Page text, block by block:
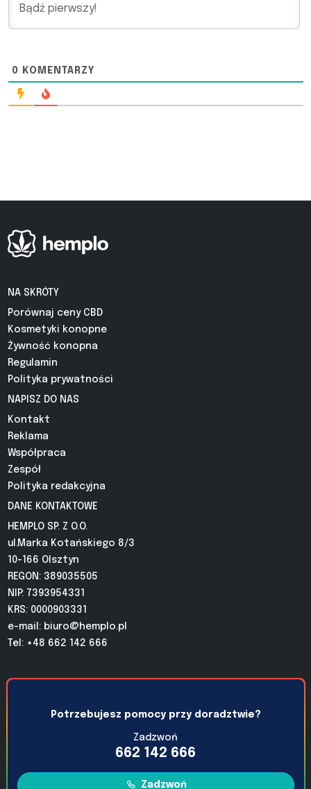
0 KOMENTARZY
NA SKRÓTY
Porównaj ceny CBD
Kosmetyki konopne
Żywność konopna
Regulamin
Polityka prywatności
NAPISZ DO NAS
Kontakt
Reklama
Współpraca
Zespół
Polityka redakcyjna
DANE KONTAKTOWE
HEMPLO SP. Z O.O.
ul.Marka Kotańskiego 8/3
10-166 Olsztyn
REGON: 389035505
NIP: 7393954331
KRS: 0000903331
e-mail: biuro@hemplo.pl
Tel: +48 662 142 666
Potrzebujesz pomocy przy doradztwie?
Zadzwoń
662 142 666
Zadzwoń